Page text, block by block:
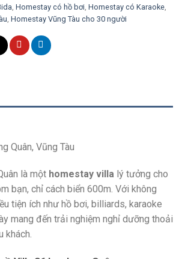
Homestay có hồ bơi Homestay có Karaoke
Homestay Vũng Tàu cho 30 người
Quân, Vũng Tàu
là một homestay villa lý tưởng cho
bạn, chỉ cách biển 600m. Với không
tiện ích như hồ bơi, billiards, karaoke
mang đến trải nghiệm nghỉ dưỡng thoải
khách.